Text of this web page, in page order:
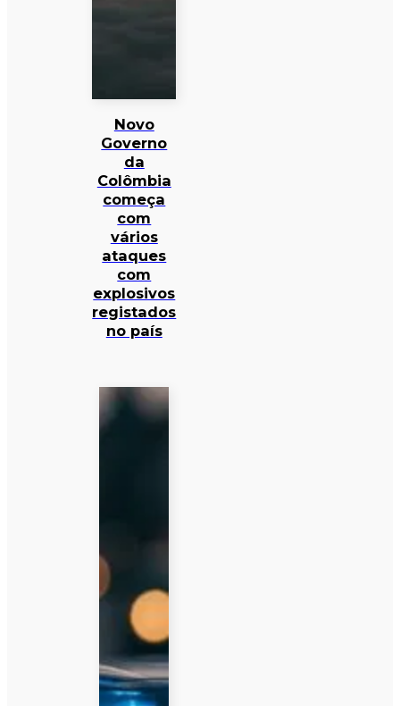
Novo
Governo
da
Colômbia
começa
com
vários
ataques
com
explosivos
registados
no país